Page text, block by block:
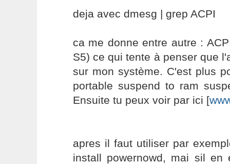
deja avec dmesg | grep ACPI
ca me donne entre autre :
S5) ce qui tente à penser que
sur mon système. C'est plus
portable suspend to ram
Ensuite tu peux voir par ici [
apres il faut utiliser par
install powernowd, mai sil en